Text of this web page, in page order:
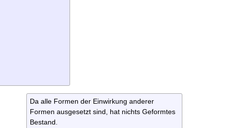
Da alle Formen der Einwirkung anderer
Formen ausgesetzt sind, hat nichts Geformtes
Bestand.